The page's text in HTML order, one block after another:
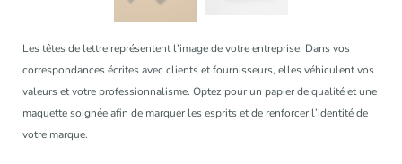
Les têtes de lettre représentent l’image de votre entreprise. Dans vos
correspondances écrites avec clients et fournisseurs, elles véhiculent vos
valeurs et votre professionnalisme. Optez pour un papier de qualité et une
maquette soignée afin de marquer les esprits et de renforcer l’identité de
votre marque.